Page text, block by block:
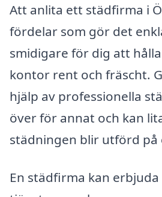
Att anlita ett städfirma i
fördelar som gör det
smidigare för dig att
kontor rent och fräscht.
hjälp av professionella
över för annat och kan
städningen blir utförd
En städfirma kan